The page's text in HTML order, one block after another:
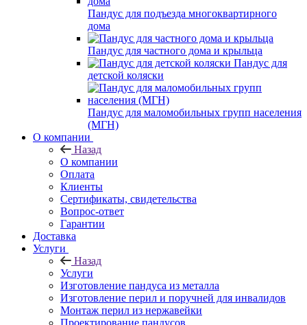
Пандус для подъезда многоквартирного
дома
Пандус для частного дома и крыльца
Пандус для
детской коляски
Пандус для маломобильных групп населения
(МГН)
О компании
Назад
О компании
Оплата
Клиенты
Сертификаты, свидетельства
Вопрос-ответ
Гарантии
Доставка
Услуги
Назад
Услуги
Изготовление пандуса из металла
Изготовление перил и поручней для инвалидов
Монтаж перил из нержавейки
Проектирование пандусов